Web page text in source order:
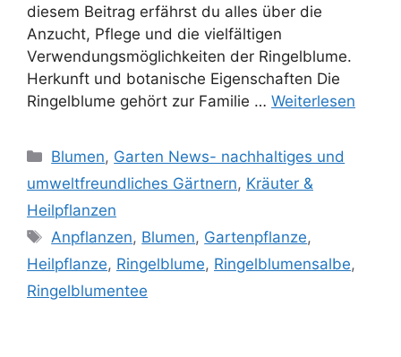
diesem Beitrag erfährst du alles über die
Anzucht, Pflege und die vielfältigen
Verwendungsmöglichkeiten der Ringelblume.
Herkunft und botanische Eigenschaften Die
Ringelblume gehört zur Familie … Weiterlesen
Kategorien
Blumen, Garten News- nachhaltiges und
umweltfreundliches Gärtnern, Kräuter &
Heilpflanzen
Schlagwörter
Anpflanzen, Blumen, Gartenpflanze,
Heilpflanze, Ringelblume, Ringelblumensalbe,
Ringelblumentee